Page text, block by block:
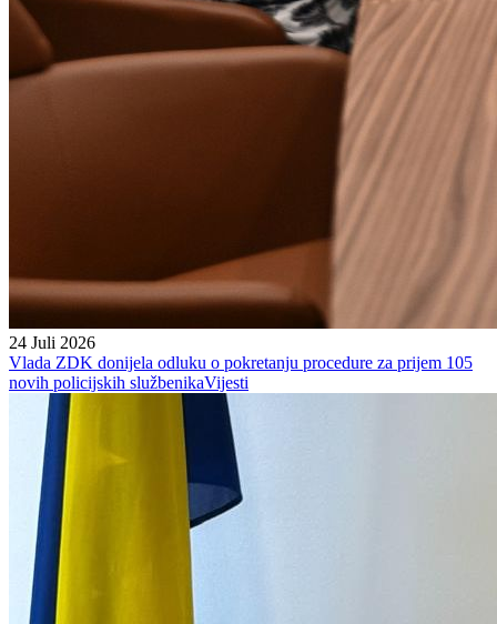
24 Juli 2026
Vlada ZDK donijela odluku o pokretanju procedure za prijem 105
novih policijskih službenikaVijesti